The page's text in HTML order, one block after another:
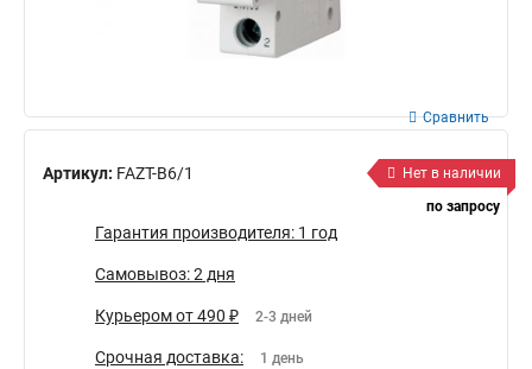
Артикул: FAZT-B6/1
Сравнить
Нет в наличии
по запросу
Гарантия производителя: 1 год
Самовывоз: 2 дня
Курьером от 490 ₽ 2-3 дней
Срочная доставка: 1 день